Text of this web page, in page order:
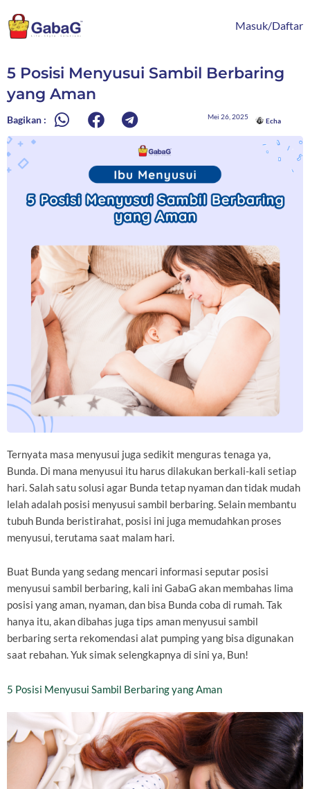
ke
konten
Masuk/Daftar
5 Posisi Menyusui Sambil Berbaring
yang Aman
Bagikan : Mei 26, 2025
Echa
Ternyata masa menyusui juga sedikit menguras tenaga ya,
Bunda. Di mana menyusui itu harus dilakukan berkali-kali setiap
hari. Salah satu solusi agar Bunda tetap nyaman dan tidak mudah
lelah adalah posisi menyusui sambil berbaring. Selain membantu
tubuh Bunda beristirahat, posisi ini juga memudahkan proses
menyusui, terutama saat malam hari.
Buat Bunda yang sedang mencari informasi seputar posisi
menyusui sambil berbaring, kali ini GabaG akan membahas lima
posisi yang aman, nyaman, dan bisa Bunda coba di rumah. Tak
hanya itu, akan dibahas juga tips aman menyusui sambil
berbaring serta rekomendasi alat pumping yang bisa digunakan
saat rebahan. Yuk simak selengkapnya di sini ya, Bun!
5 Posisi Menyusui Sambil Berbaring yang Aman